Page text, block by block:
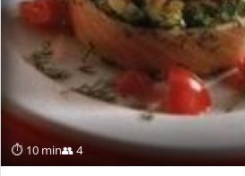
⏱ 10 min👥 4